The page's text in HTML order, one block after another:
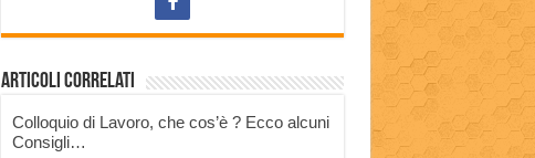
Articoli correlati
Colloquio di Lavoro, che cos’è ? Ecco alcuni
Consigli…